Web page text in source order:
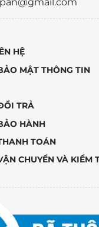
HỆ
MẬT THÔNG TIN
TRẢ
HÀNH
TOÁN
CHUYỂN VÀ KIỂM